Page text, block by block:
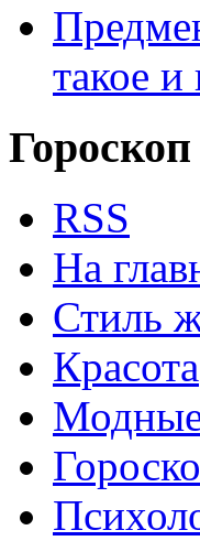
такое
Гороскоп
RSS
На
Стиль
Красота